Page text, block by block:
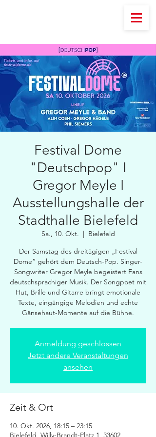
Festival Dome
"Deutschpop" I
Gregor Meyle I
Ausstellungshalle der
Stadthalle Bielefeld
Sa., 10. Okt.
  |
Bielefeld
Der Samstag des dreitägigen „Festival
Dome“ gehört dem Deutsch-Pop. Singer-
Songwriter Gregor Meyle begeistert Fans
deutschsprachiger Musik. Der Songpoet mit
Hut, Brille und Gitarre bringt emotionale
Texte, eingängige Melodien und echte
Gänsehaut-Momente auf die Bühne.
Anmeldung geschlossen
Jetzt andere Veranstaltungen
ansehen
Zeit & Ort
10. Okt. 2026, 18:15 – 23:15
Bielefeld, Willy-Brandt-Platz 1, 33602